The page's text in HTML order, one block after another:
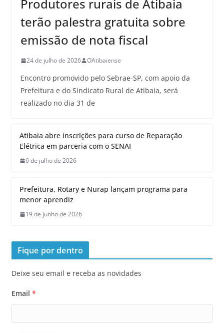
Produtores rurais de Atibaia
terão palestra gratuita sobre
emissão de nota fiscal
24 de julho de 2026 OAtibaiense
Encontro promovido pelo Sebrae-SP, com apoio da
Prefeitura e do Sindicato Rural de Atibaia, será
realizado no dia 31 de
Atibaia abre inscrições para curso de Reparação
Elétrica em parceria com o SENAI
6 de julho de 2026
Prefeitura, Rotary e Nurap lançam programa para
menor aprendiz
19 de junho de 2026
Fique por dentro
Deixe seu email e receba as novidades
Email *